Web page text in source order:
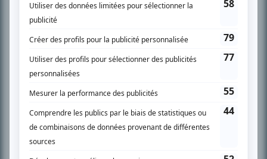
SUR LE RÉSEAU BIZZ MÉDIA
PLAN DU SITE
Accueil
Liste des oeuvres